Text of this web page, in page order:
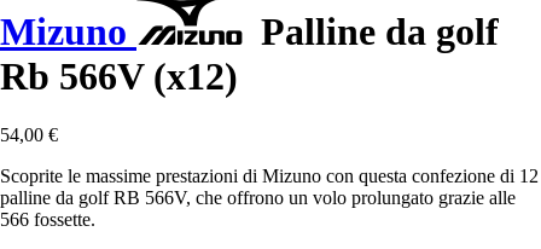
Mizuno
Palline da golf
Rb 566V (x12)
54,00 €
Scoprite le massime prestazioni di Mizuno con questa confezione di 12
palline da golf RB 566V, che offrono un volo prolungato grazie alle
566 fossette.